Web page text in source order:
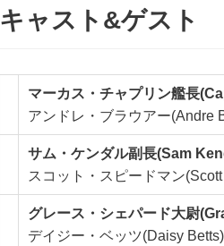
キャスト&ゲスト
マーカス・チャプリン艦長
アンドレ・ブラウアー(Andre
サム・ケンダル副長(Sam
スコット・スピードマン
グレース・シェパード大尉
デイジー・ベッツ(Daisy Betts)